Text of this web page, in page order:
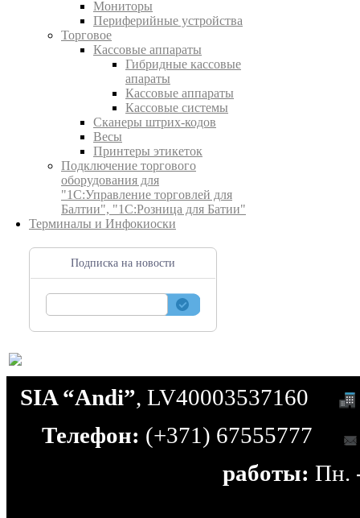
Мониторы
Периферийные устройства
Торговое
Кассовые аппараты
Гибридные кассовые
апараты
Кассовые аппараты
Кассовые системы
Сканеры штрих-кодов
Весы
Принтеры этикеток
Подключение торгового
оборудования для
"1С:Управление торговлей для
Балтии", "1С:Розница для Батии"
Терминалы и Инфокиоски
Подписка на новости
SIA “Andi”, LV40003537160
Телефон: (+371) 67555777
работы: Пн.